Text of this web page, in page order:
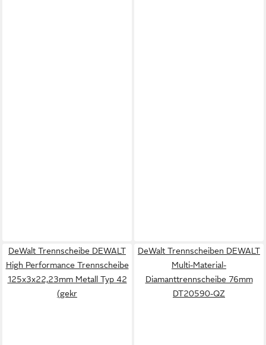
DeWalt Trennscheibe DEWALT
High Performance Trennscheibe
125x3x22,23mm Metall Typ 42
(gekr
DeWalt Trennscheiben DEWALT
Multi-Material-
Diamanttrennscheibe 76mm
DT20590-QZ